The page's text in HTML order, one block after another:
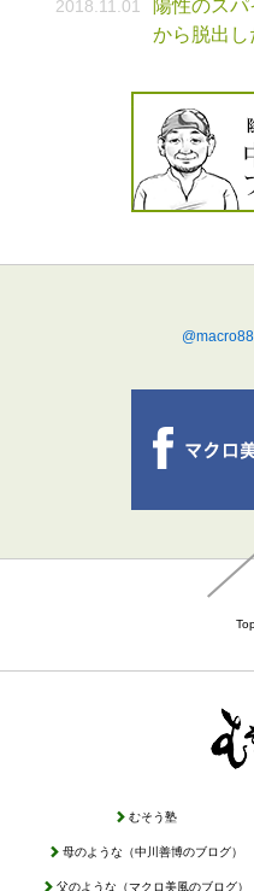
2018.11.01
陽性のス
から脱出し
むそう塾
母のような（中川善博のブログ）
父のような（マクロ美風のブログ）